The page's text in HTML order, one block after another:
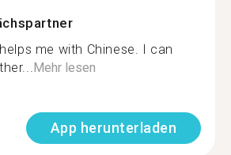
me with Chinese. I can
Mehr lesen
App herunterladen